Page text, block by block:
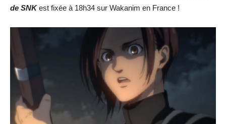
de SNKest fixée à 18h34 sur Wakanim en France !